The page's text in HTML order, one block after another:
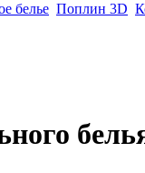
белье Поплин 3D